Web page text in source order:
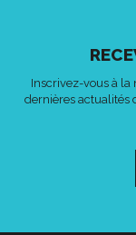
Inscrivez-vous à la
dernières actualités